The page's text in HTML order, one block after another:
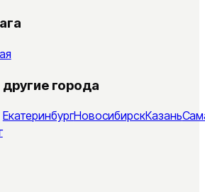
города
ЕкатеринбургНовосибирскКазань